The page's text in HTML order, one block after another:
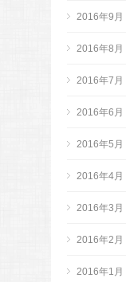
2016年9月
2016年8月
2016年7月
2016年6月
2016年5月
2016年4月
2016年3月
2016年2月
2016年1月